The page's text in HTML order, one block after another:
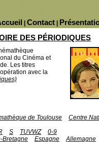
Contact
DES PÉRIODIQUES
du Cinéma et
Les titres
avec la
de Toulouse
Centre
S TUVWZ
0-9
Bretagne Espagne Allemagne